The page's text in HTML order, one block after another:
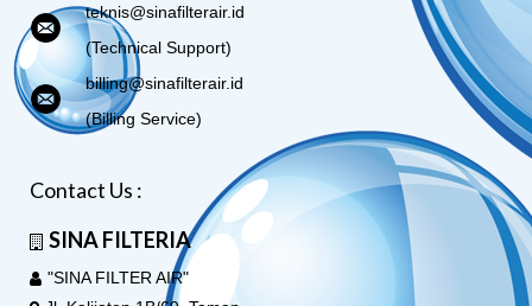
teknis@sinafilterair.id
(Technical Support)
billing@sinafilterair.id
(Billing Service)
Contact Us :
SINA FILTERIA
"SINA FILTER AIR"